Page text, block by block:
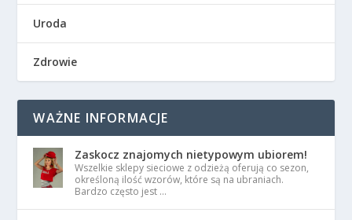
Uroda
Zdrowie
WAŻNE INFORMACJE
Zaskocz znajomych nietypowym ubiorem!
Wszelkie sklepy sieciowe z odzieżą oferują co sezon,
określoną ilość wzorów, które są na ubraniach.
Bardzo często jest …